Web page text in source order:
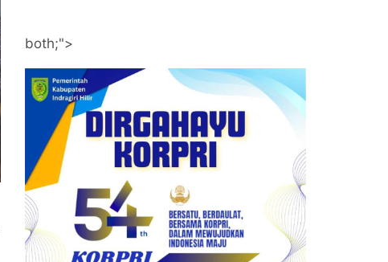
both;">